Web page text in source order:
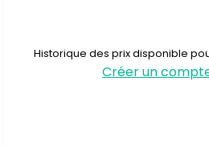
Historique des prix disponible
Créer un